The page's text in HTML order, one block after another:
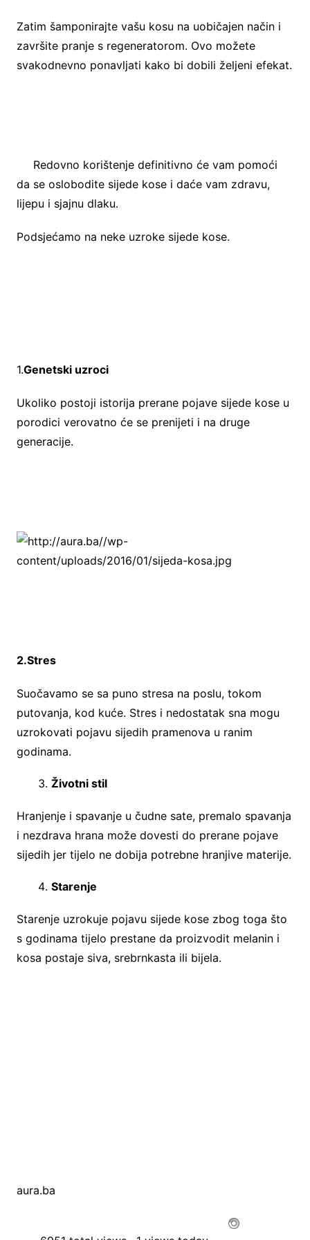
Zatim šamponirajte vašu kosu na uobičajen način i
završite pranje s regeneratorom. Ovo možete
svakodnevno ponavljati kako bi dobili željeni efekat.
Redovno korištenje definitivno će vam pomoći
da se oslobodite sijede kose i daće vam zdravu,
lijepu i sjajnu dlaku.
Podsjećamo na neke uzroke sijede kose.
1.Genetski uzroci
Ukoliko postoji istorija prerane pojave sijede kose u
porodici verovatno će se prenijeti i na druge
generacije.
2.Stres
Suočavamo se sa puno stresa na poslu, tokom
putovanja, kod kuće. Stres i nedostatak sna mogu
uzrokovati pojavu sijedih pramenova u ranim
godinama.
Životni stil
Hranjenje i spavanje u čudne sate, premalo spavanja
i nezdrava hrana može dovesti do prerane pojave
sijedih jer tijelo ne dobija potrebne hranjive materije.
Starenje
Starenje uzrokuje pojavu sijede kose zbog toga što
s godinama tijelo prestane da proizvodit melanin i
kosa postaje siva, srebrnkasta ili bijela.
aura.ba